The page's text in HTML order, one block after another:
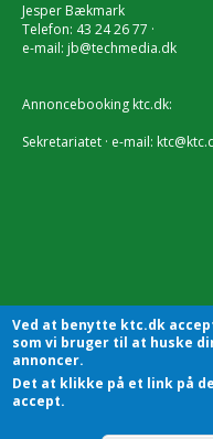
Jesper Bækmark
Telefon: 43 24 26 77 ·
e-mail: jb@techmedia.dk
Annoncebooking ktc.dk:
Sekretariatet · e-mail:
KTC -
Ved at benytte ktc.dk
som vi bruger til at huske
annoncer.
Det at klikke på et link på
accept.